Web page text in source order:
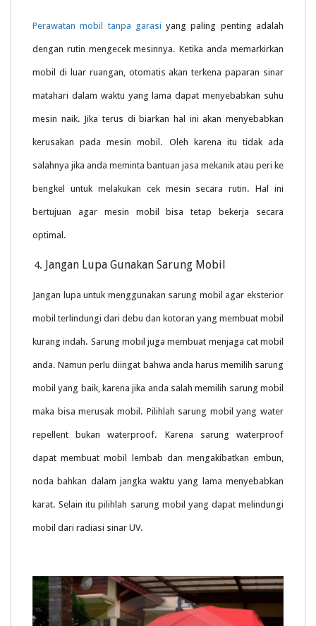
Perawatan mobil tanpa garasi yang paling penting adalah
dengan rutin mengecek mesinnya. Ketika anda memarkirkan
mobil di luar ruangan, otomatis akan terkena paparan sinar
matahari dalam waktu yang lama dapat menyebabkan suhu
mesin naik. Jika terus di biarkan hal ini akan menyebabkan
kerusakan pada mesin mobil. Oleh karena itu tidak ada
salahnya jika anda meminta bantuan jasa mekanik atau peri ke
bengkel untuk melakukan cek mesin secara rutin. Hal ini
bertujuan agar mesin mobil bisa tetap bekerja secara
optimal.
Jangan Lupa Gunakan Sarung Mobil
Jangan lupa untuk menggunakan sarung mobil agar eksterior
mobil terlindungi dari debu dan kotoran yang membuat mobil
kurang indah. Sarung mobil juga membuat menjaga cat mobil
anda. Namun perlu diingat bahwa anda harus memilih sarung
mobil yang baik, karena jika anda salah memilih sarung mobil
maka bisa merusak mobil. Pilihlah sarung mobil yang water
repellent bukan waterproof. Karena sarung waterproof
dapat membuat mobil lembab dan mengakibatkan embun,
noda bahkan dalam jangka waktu yang lama menyebabkan
karat. Selain itu pilihlah sarung mobil yang dapat melindungi
mobil dari radiasi sinar UV.